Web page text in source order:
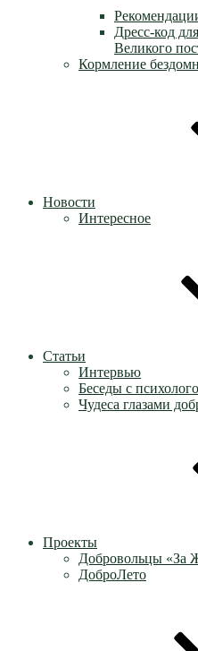
Дресс-код
Великого
Кормление
Новости
Интересное
Статьи
Интервью
Беседы с
Чудеса глазами
Проекты
Добровольцы «За
ДоброЛето